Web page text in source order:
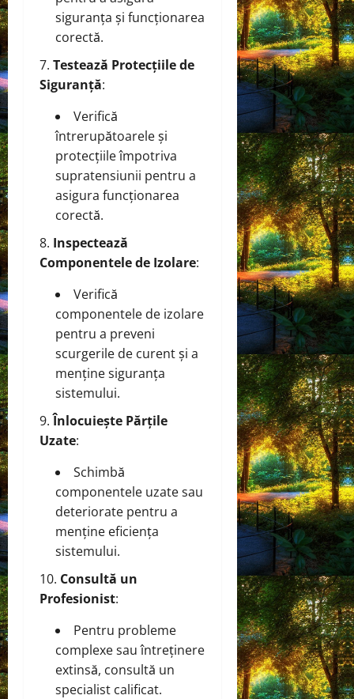
siguranța și funcționarea
corectă.
Testează Protecțiile de
Siguranță:
Verifică
întrerupătoarele și
protecțiile împotriva
supratensiunii pentru a
asigura funcționarea
corectă.
Inspectează
Componentele de Izolare:
Verifică
componentele de izolare
pentru a preveni
scurgerile de curent și a
menține siguranța
sistemului.
Înlocuiește Părțile
Uzate:
Schimbă
componentele uzate sau
deteriorate pentru a
menține eficiența
sistemului.
Consultă un
Profesionist:
Pentru probleme
complexe sau întreținere
extinsă, consultă un
specialist calificat.